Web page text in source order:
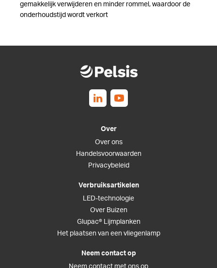
gemakkelijk verwijderen en minder rommel, waardoor de
onderhoudstijd wordt verkort
Follow us on Linkedin
Follow us on Youtube
Over
Over ons
Handelsvoorwaarden
Privacybeleid
Verbruiksartikelen
LED-technologie
Over Buizen
Glupac® Lijmplanken
Het plaatsen van een vliegenlamp
Neem contact op
Neem contact met ons op